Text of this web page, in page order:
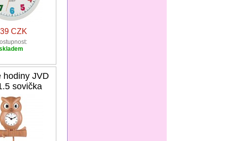
CZK
hodiny JVD
sovička